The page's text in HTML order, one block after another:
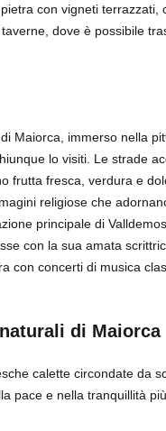
con vigneti terrazzati,
dove è possibile
Maiorca, immerso nella
lo visiti. Le strade
frutta fresca, verdura e
religiose che
principale di
con la sua amata
con concerti di musica
di Maiorca
calette circondate da
pace e nella tranquillità